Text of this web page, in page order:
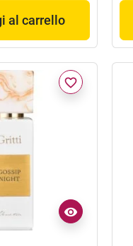
al carrello
favorite_border